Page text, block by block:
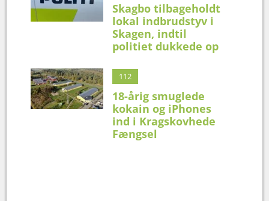
Skagbo tilbageholdt
lokal indbrudstyv i
Skagen, indtil
politiet dukkede op
112
18-årig smuglede
kokain og iPhones
ind i Kragskovhede
Fængsel